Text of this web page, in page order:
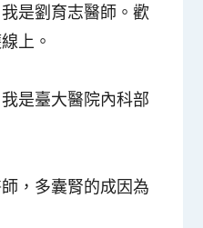
是劉育志醫師。歡
上。
是臺大醫院內科部
，多囊腎的成因為